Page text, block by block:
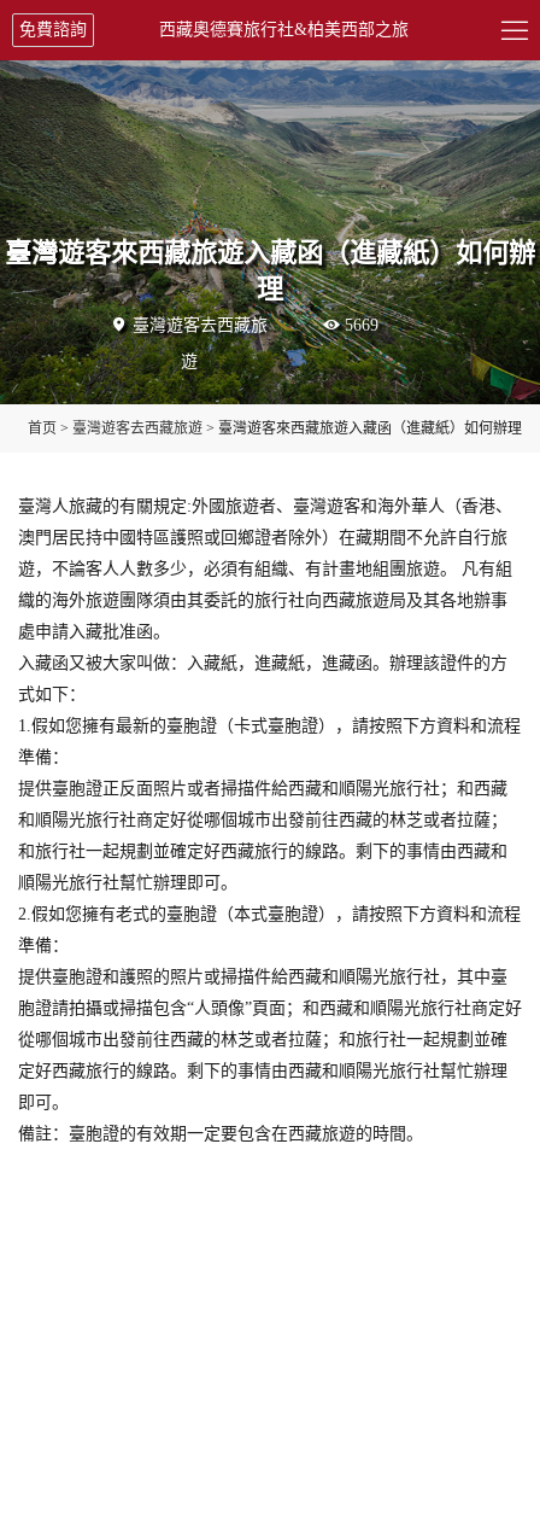

免費諮詢 西藏奧德賽旅行社&柏美西部之旅
臺灣遊客來西藏旅遊入藏函（進藏紙）如何辦
理
 臺灣遊客去西藏旅
遊
 5669
首页 > 臺灣遊客去西藏旅遊 > 臺灣遊客來西藏旅遊入藏函（進藏紙）如何辦理
臺灣人旅藏的有關規定:外國旅遊者、臺灣遊客和海外華人（香港、
澳門居民持中國特區護照或回鄉證者除外）在藏期間不允許自行旅
遊，不論客人人數多少，必須有組織、有計畫地組團旅遊。 凡有組
織的海外旅遊團隊須由其委託的旅行社向西藏旅遊局及其各地辦事
處申請入藏批准函。
入藏函又被大家叫做：入藏紙，進藏紙，進藏函。辦理該證件的方
式如下：
1.假如您擁有最新的臺胞證（卡式臺胞證），請按照下方資料和流程
準備：
提供臺胞證正反面照片或者掃描件給西藏和順陽光旅行社；和西藏
和順陽光旅行社商定好從哪個城市出發前往西藏的林芝或者拉薩；
和旅行社一起規劃並確定好西藏旅行的線路。剩下的事情由西藏和
順陽光旅行社幫忙辦理即可。
2.假如您擁有老式的臺胞證（本式臺胞證），請按照下方資料和流程
準備：
提供臺胞證和護照的照片或掃描件給西藏和順陽光旅行社，其中臺
胞證請拍攝或掃描包含“人頭像”頁面；和西藏和順陽光旅行社商定好
從哪個城市出發前往西藏的林芝或者拉薩；和旅行社一起規劃並確
定好西藏旅行的線路。剩下的事情由西藏和順陽光旅行社幫忙辦理
即可。
備註：臺胞證的有效期一定要包含在西藏旅遊的時間。